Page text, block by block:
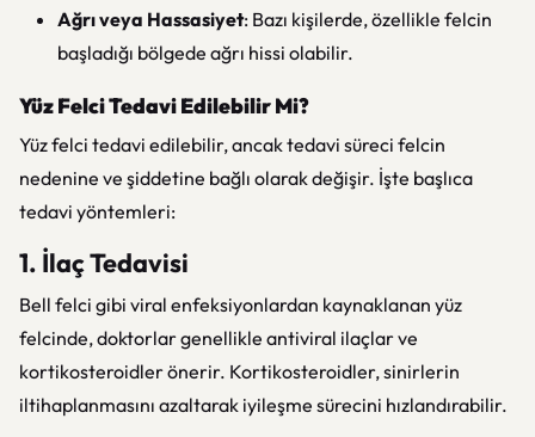
Ağrı veya Hassasiyet: Bazı kişilerde, özellikle felcin
başladığı bölgede ağrı hissi olabilir.
Yüz Felci Tedavi Edilebilir Mi?
Yüz felci tedavi edilebilir, ancak tedavi süreci felcin
nedenine ve şiddetine bağlı olarak değişir. İşte başlıca
tedavi yöntemleri:
1. İlaç Tedavisi
Bell felci gibi viral enfeksiyonlardan kaynaklanan yüz
felcinde, doktorlar genellikle antiviral ilaçlar ve
kortikosteroidler önerir. Kortikosteroidler, sinirlerin
iltihaplanmasını azaltarak iyileşme sürecini hızlandırabilir.